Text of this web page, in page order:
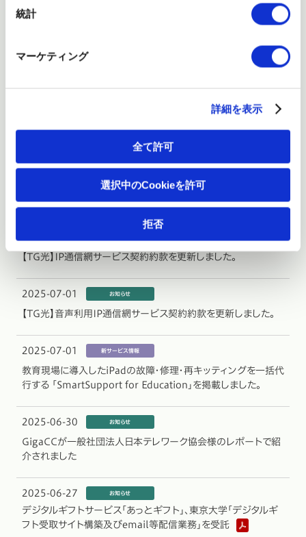
統計
マーケティング
詳細を表示
全て許可
選択中のCookieを許可
拒否
LINEを活用したクラウド型のシフト管理サービス「らくしふ」を
掲載しました。
2025-08-26
【TG光】リモートサポートサービス利用規約を更新しました。
【TG光】音声利用IP通信網サービス契約約款を更新しました。
【TG光】IP通信網サービス契約約款を更新しました。
2025-07-01
【TG光】音声利用IP通信網サービス契約約款を更新しました。
2025-07-01
教育現場に導入したiPadの故障・修理・再キッティングを一括代
行する 「SmartSupport for Education」を掲載しました。
2025-06-30
GigaCCが一般社団法人日本テレワーク協会様のレポートで紹
介されました
2025-06-27
デジタルギフトサービス「あっとギフト」、東京大学「デジタルギ
フト受取サイト構築及びemail等配信業務」を受託